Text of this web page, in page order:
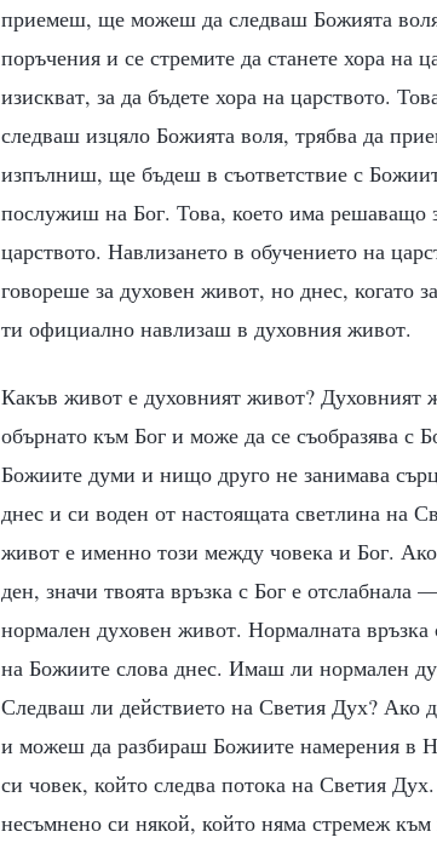
приемеш, ще можеш да следваш Божията
поръчения и се стремите да станете хора на
изискват, за да бъдете хора на царството.
следваш изцяло Божията воля, трябва да
изпълниш, ще бъдеш в съответствие с
послужиш на Бог. Това, което има решаващо
царството. Навлизането в обучението на
говореше за духовен живот, но днес, когато
ти официално навлизаш в духовния живот.
Какъв живот е духовният живот? Духовният
обърнато към Бог и може да се съобразява
Божиите думи и нищо друго не занимава
днес и си воден от настоящата светлина на
живот е именно този между човека и Бог.
ден, значи твоята връзка с Бог е
нормален духовен живот. Нормалната връзка
на Божиите слова днес. Имаш ли нормален
Следваш ли действието на Светия Дух? Ако
и можеш да разбираш Божиите намерения в
си човек, който следва потока на Светия
несъмнено си някой, който няма стремеж